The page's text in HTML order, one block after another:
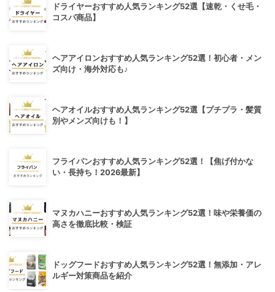
ドライヤーおすすめ人気ランキング52選【速乾・くせ毛・
コスパ商品】
ヘアアイロンおすすめ人気ランキング52選！初心者・メン
ズ向け・海外対応も♪
ヘアオイルおすすめ人気ランキング52選【プチプラ・髪質
別やメンズ向けも！】
フライパンおすすめ人気ランキング52選！【焦げ付かな
い・長持ち！2026最新】
マヌカハニーおすすめ人気ランキング52選！味や栄養価の
高さを徹底比較・検証
ドッグフードおすすめ人気ランキング52選！無添加・アレ
ルギー対策商品を紹介